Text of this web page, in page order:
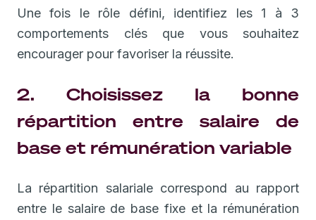
Une fois le rôle défini, identifiez les 1 à 3
comportements clés que vous souhaitez
encourager pour favoriser la réussite.
2. Choisissez la bonne
répartition entre salaire de
base et rémunération variable
La répartition salariale correspond au rapport
entre le salaire de base fixe et la rémunération